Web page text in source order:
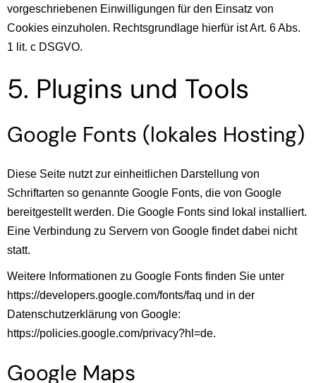
vorgeschriebenen Einwilligungen für den Einsatz von
Cookies einzuholen. Rechtsgrundlage hierfür ist Art. 6 Abs.
1 lit. c DSGVO.
5. Plugins und Tools
Google Fonts (lokales Hosting)
Diese Seite nutzt zur einheitlichen Darstellung von
Schriftarten so genannte Google Fonts, die von Google
bereitgestellt werden. Die Google Fonts sind lokal installiert.
Eine Verbindung zu Servern von Google findet dabei nicht
statt.
Weitere Informationen zu Google Fonts finden Sie unter
https://developers.google.com/fonts/faq und in der
Datenschutzerklärung von Google:
https://policies.google.com/privacy?hl=de.
Google Maps